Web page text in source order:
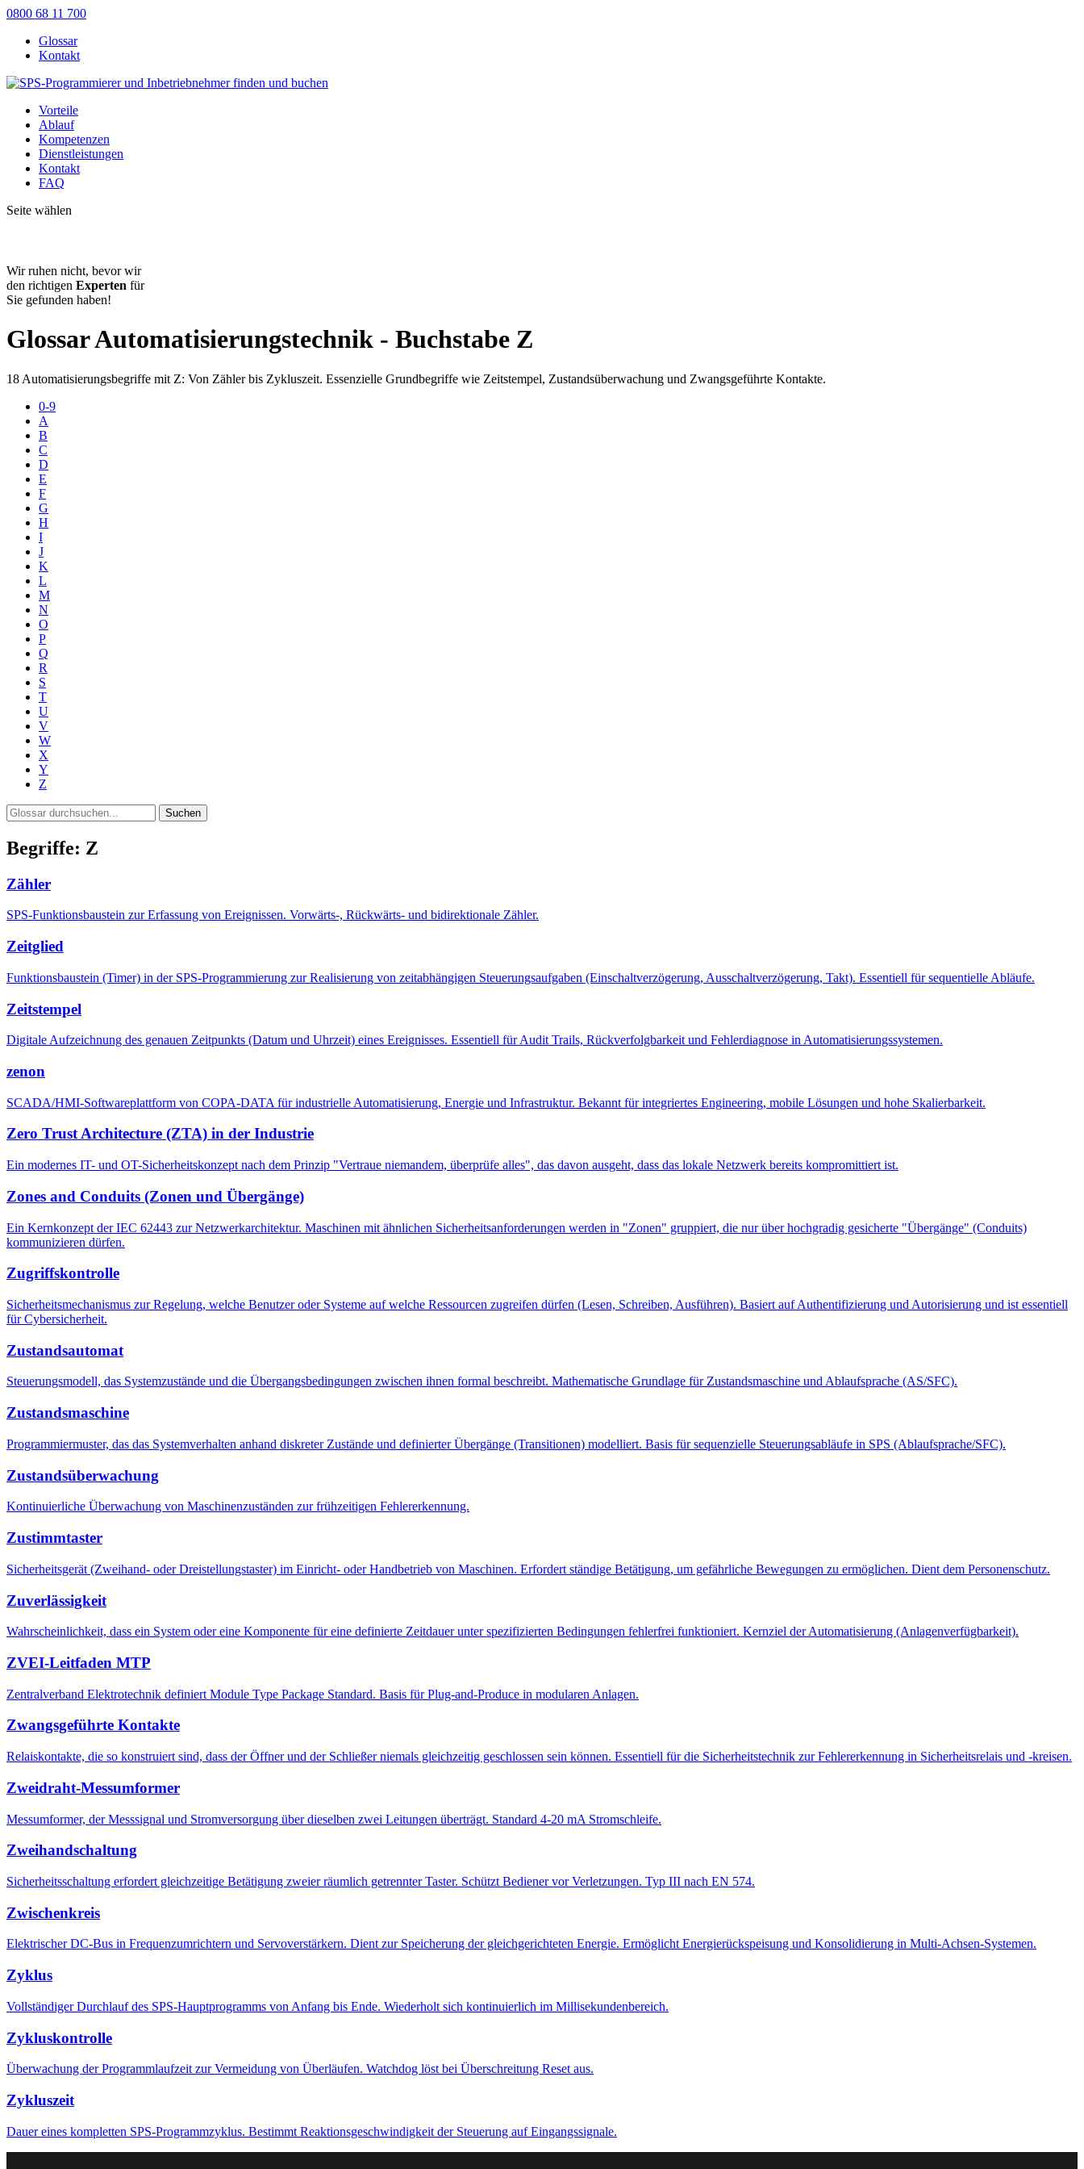
0800 68 11 700
Glossar
Kontakt
Vorteile
Ablauf
Kompetenzen
Dienstleistungen
Kontakt
FAQ
Seite wählen
Wir ruhen nicht, bevor wir
den richtigen Experten für
Sie gefunden haben!
Glossar Automatisierungstechnik - Buchstabe Z
18 Automatisierungsbegriffe mit Z: Von Zähler bis Zykluszeit. Essenzielle Grundbegriffe wie Zeitstempel, Zustandsüberwachung und Zwangsgeführte Kontakte.
0-9
A
B
C
D
E
F
G
H
I
J
K
L
M
N
O
P
Q
R
S
T
U
V
W
X
Y
Z
Suchen
Begriffe: Z
Zähler
SPS-Funktionsbaustein zur Erfassung von Ereignissen. Vorwärts-, Rückwärts- und bidirektionale Zähler.
Zeitglied
Funktionsbaustein (Timer) in der SPS-Programmierung zur Realisierung von zeitabhängigen Steuerungsaufgaben (Einschaltverzögerung, Ausschaltverzögerung, Takt). Essentiell für sequentielle Abläufe.
Zeitstempel
Digitale Aufzeichnung des genauen Zeitpunkts (Datum und Uhrzeit) eines Ereignisses. Essentiell für Audit Trails, Rückverfolgbarkeit und Fehlerdiagnose in Automatisierungssystemen.
zenon
SCADA/HMI-Softwareplattform von COPA-DATA für industrielle Automatisierung, Energie und Infrastruktur. Bekannt für integriertes Engineering, mobile Lösungen und hohe Skalierbarkeit.
Zero Trust Architecture (ZTA) in der Industrie
Ein modernes IT- und OT-Sicherheitskonzept nach dem Prinzip "Vertraue niemandem, überprüfe alles", das davon ausgeht, dass das lokale Netzwerk bereits kompromittiert ist.
Zones and Conduits (Zonen und Übergänge)
Ein Kernkonzept der IEC 62443 zur Netzwerkarchitektur. Maschinen mit ähnlichen Sicherheitsanforderungen werden in "Zonen" gruppiert, die nur über hochgradig gesicherte "Übergänge" (Conduits)
kommunizieren dürfen.
Zugriffskontrolle
Sicherheitsmechanismus zur Regelung, welche Benutzer oder Systeme auf welche Ressourcen zugreifen dürfen (Lesen, Schreiben, Ausführen). Basiert auf Authentifizierung und Autorisierung und ist essentiell
für Cybersicherheit.
Zustandsautomat
Steuerungsmodell, das Systemzustände und die Übergangsbedingungen zwischen ihnen formal beschreibt. Mathematische Grundlage für Zustandsmaschine und Ablaufsprache (AS/SFC).
Zustandsmaschine
Programmiermuster, das das Systemverhalten anhand diskreter Zustände und definierter Übergänge (Transitionen) modelliert. Basis für sequenzielle Steuerungsabläufe in SPS (Ablaufsprache/SFC).
Zustandsüberwachung
Kontinuierliche Überwachung von Maschinenzuständen zur frühzeitigen Fehlererkennung.
Zustimmtaster
Sicherheitsgerät (Zweihand- oder Dreistellungstaster) im Einricht- oder Handbetrieb von Maschinen. Erfordert ständige Betätigung, um gefährliche Bewegungen zu ermöglichen. Dient dem Personenschutz.
Zuverlässigkeit
Wahrscheinlichkeit, dass ein System oder eine Komponente für eine definierte Zeitdauer unter spezifizierten Bedingungen fehlerfrei funktioniert. Kernziel der Automatisierung (Anlagenverfügbarkeit).
ZVEI-Leitfaden MTP
Zentralverband Elektrotechnik definiert Module Type Package Standard. Basis für Plug-and-Produce in modularen Anlagen.
Zwangsgeführte Kontakte
Relaiskontakte, die so konstruiert sind, dass der Öffner und der Schließer niemals gleichzeitig geschlossen sein können. Essentiell für die Sicherheitstechnik zur Fehlererkennung in Sicherheitsrelais und -kreisen.
Zweidraht-Messumformer
Messumformer, der Messsignal und Stromversorgung über dieselben zwei Leitungen überträgt. Standard 4-20 mA Stromschleife.
Zweihandschaltung
Sicherheitsschaltung erfordert gleichzeitige Betätigung zweier räumlich getrennter Taster. Schützt Bediener vor Verletzungen. Typ III nach EN 574.
Zwischenkreis
Elektrischer DC-Bus in Frequenzumrichtern und Servoverstärkern. Dient zur Speicherung der gleichgerichteten Energie. Ermöglicht Energierückspeisung und Konsolidierung in Multi-Achsen-Systemen.
Zyklus
Vollständiger Durchlauf des SPS-Hauptprogramms von Anfang bis Ende. Wiederholt sich kontinuierlich im Millisekundenbereich.
Zykluskontrolle
Überwachung der Programmlaufzeit zur Vermeidung von Überläufen. Watchdog löst bei Überschreitung Reset aus.
Zykluszeit
Dauer eines kompletten SPS-Programmzyklus. Bestimmt Reaktionsgeschwindigkeit der Steuerung auf Eingangssignale.